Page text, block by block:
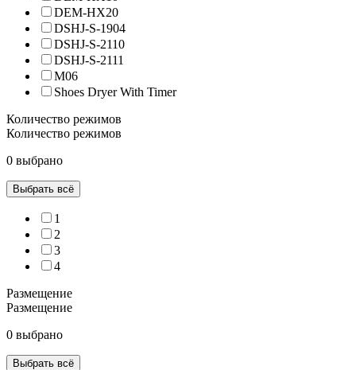
DEM-HX20
DSHJ-S-1904
DSHJ-S-2110
DSHJ-S-2111
M06
Shoes Dryer With Timer
Количество режимов
Количество режимов
0 выбрано
Выбрать всё
1
2
3
4
Размещение
Размещение
0 выбрано
Выбрать всё